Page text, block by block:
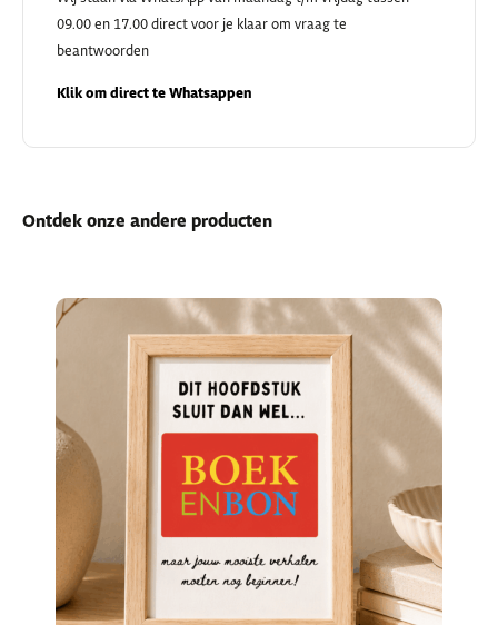
09.00 en 17.00 direct voor je klaar om vraag te
beantwoorden
Klik om direct te Whatsappen
Ontdek onze andere producten